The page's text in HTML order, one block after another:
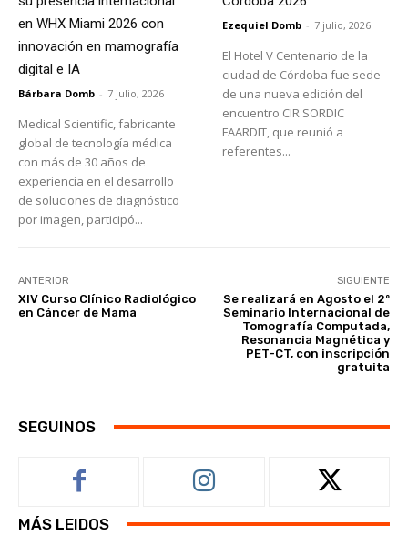
en WHX Miami 2026 con
innovación en mamografía
digital e IA
Bárbara Domb - 7 julio, 2026
Medical Scientific, fabricante
global de tecnología médica
con más de 30 años de
experiencia en el desarrollo
de soluciones de diagnóstico
por imagen, participó...
Ezequiel Domb - 7 julio, 2026
El Hotel V Centenario de la
ciudad de Córdoba fue sede
de una nueva edición del
encuentro CIR SORDIC
FAARDIT, que reunió a
referentes...
ANTERIOR
XIV Curso Clínico Radiológico
en Cáncer de Mama
SIGUIENTE
Se realizará en Agosto el 2º
Seminario Internacional de
Tomografía Computada,
Resonancia Magnética y
PET-CT, con inscripción
gratuita
SEGUINOS
MÁS LEIDOS